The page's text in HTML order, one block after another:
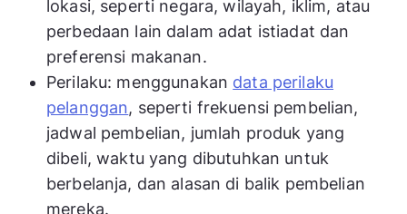
lokasi, seperti negara, wilayah, iklim, atau
perbedaan lain dalam adat istiadat dan
preferensi makanan.
Perilaku: menggunakan data perilaku
pelanggan, seperti frekuensi pembelian,
jadwal pembelian, jumlah produk yang
dibeli, waktu yang dibutuhkan untuk
berbelanja, dan alasan di balik pembelian
mereka.